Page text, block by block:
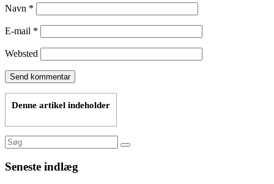
Navn *
E-mail *
Websted
Denne artikel indeholder
Seneste indlæg